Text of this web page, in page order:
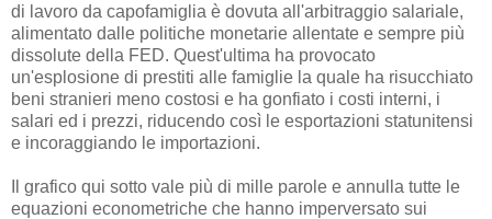
di lavoro da capofamiglia è dovuta all'arbitraggio salariale,
alimentato dalle politiche monetarie allentate e sempre più
dissolute della FED. Quest'ultima ha provocato
un'esplosione di prestiti alle famiglie la quale ha risucchiato
beni stranieri meno costosi e ha gonfiato i costi interni, i
salari ed i prezzi, riducendo così le esportazioni statunitensi
e incoraggiando le importazioni.
Il grafico qui sotto vale più di mille parole e annulla tutte le
equazioni econometriche che hanno imperversato sui